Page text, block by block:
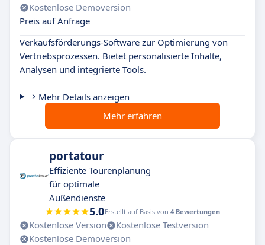
Kostenlose Demoversion
Preis auf Anfrage
Verkaufsförderungs-Software zur Optimierung von
Vertriebsprozessen. Bietet personalisierte Inhalte,
Analysen und integrierte Tools.
Mehr Details anzeigen
Mehr erfahren
portatour
Effiziente Tourenplanung
für optimale
Außendienste
5.0Erstellt auf Basis von 4 Bewertungen
Kostenlose Version
Kostenlose Testversion
Kostenlose Demoversion